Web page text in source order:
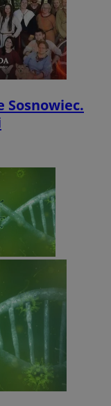
Sosnowiec.